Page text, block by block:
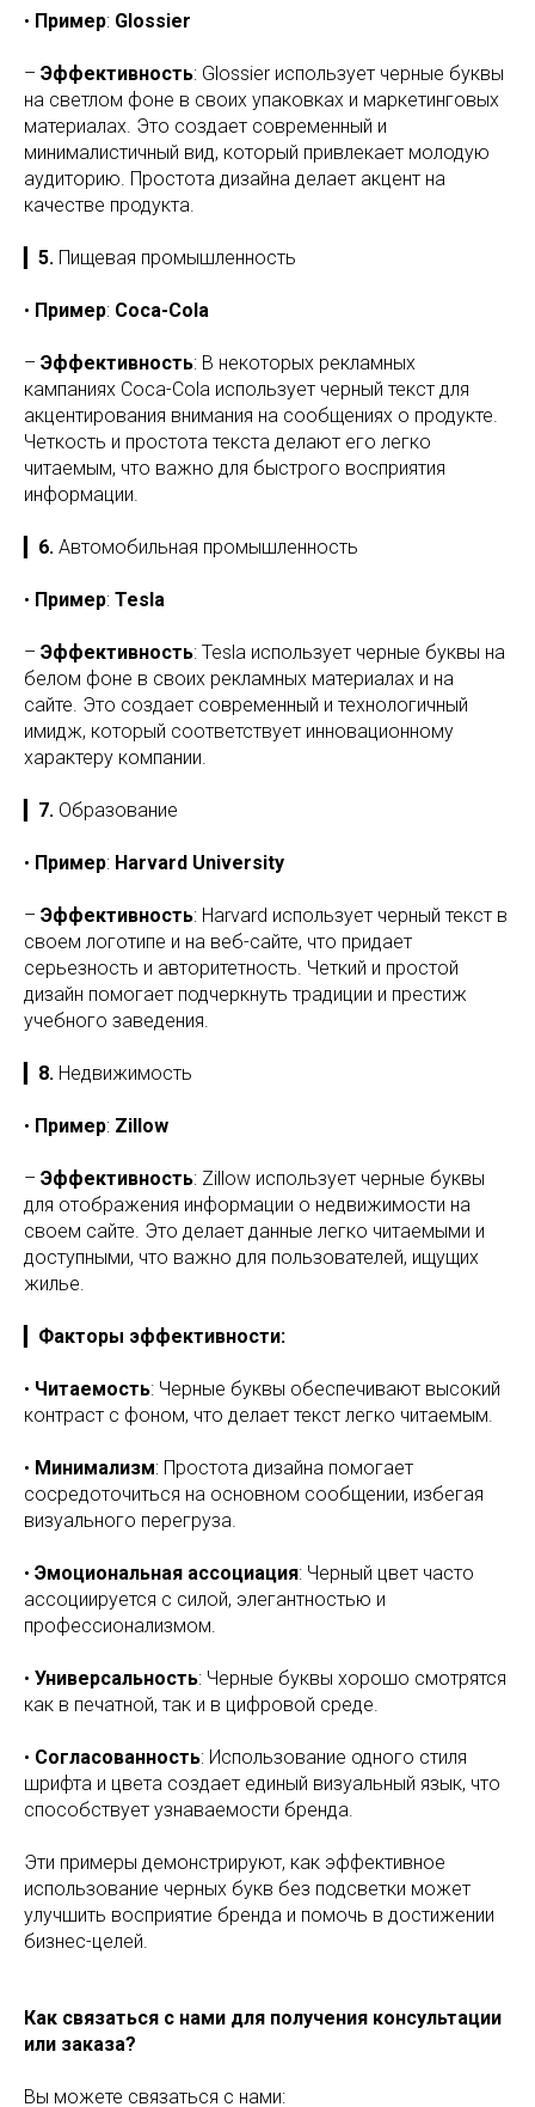
• Пример: Glossier
– Эффективность: Glossier использует черные буквы
на светлом фоне в своих упаковках и маркетинговых
материалах. Это создает современный и
минималистичный вид, который привлекает молодую
аудиторию. Простота дизайна делает акцент на
качестве продукта.
5. Пищевая промышленность
• Пример: Coca-Cola
– Эффективность: В некоторых рекламных
кампаниях Coca-Cola использует черный текст для
акцентирования внимания на сообщениях о продукте.
Четкость и простота текста делают его легко
читаемым, что важно для быстрого восприятия
информации.
6. Автомобильная промышленность
• Пример: Tesla
– Эффективность: Tesla использует черные буквы на
белом фоне в своих рекламных материалах и на
сайте. Это создает современный и технологичный
имидж, который соответствует инновационному
характеру компании.
7. Образование
• Пример: Harvard University
– Эффективность: Harvard использует черный текст в
своем логотипе и на веб-сайте, что придает
серьезность и авторитетность. Четкий и простой
дизайн помогает подчеркнуть традиции и престиж
учебного заведения.
8. Недвижимость
• Пример: Zillow
– Эффективность: Zillow использует черные буквы
для отображения информации о недвижимости на
своем сайте. Это делает данные легко читаемыми и
доступными, что важно для пользователей, ищущих
жилье.
Факторы эффективности:
• Читаемость: Черные буквы обеспечивают высокий
контраст с фоном, что делает текст легко читаемым.
• Минимализм: Простота дизайна помогает
сосредоточиться на основном сообщении, избегая
визуального перегруза.
• Эмоциональная ассоциация: Черный цвет часто
ассоциируется с силой, элегантностью и
профессионализмом.
• Универсальность: Черные буквы хорошо смотрятся
как в печатной, так и в цифровой среде.
• Согласованность: Использование одного стиля
шрифта и цвета создает единый визуальный язык, что
способствует узнаваемости бренда.
Эти примеры демонстрируют, как эффективное
использование черных букв без подсветки может
улучшить восприятие бренда и помочь в достижении
бизнес-целей.
Как связаться с нами для получения консультации
или заказа?
Вы можете связаться с нами: